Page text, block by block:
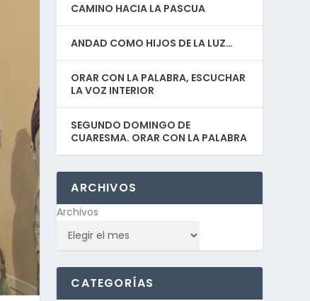
CAMINO HACIA LA PASCUA
ANDAD COMO HIJOS DE LA LUZ…
ORAR CON LA PALABRA, ESCUCHAR
LA VOZ INTERIOR
SEGUNDO DOMINGO DE
CUARESMA. ORAR CON LA PALABRA
ARCHIVOS
Archivos
CATEGORÍAS